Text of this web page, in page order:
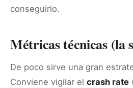
conseguirlo.
Métricas técnicas (la
De poco sirve una gran
Conviene vigilar el crash rate